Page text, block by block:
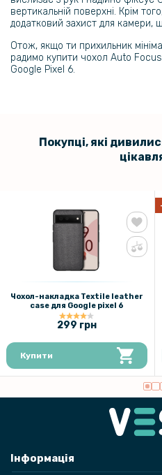
199 грн
Протиударна гідрогелева плівка
камеру 2шт, Transparent
вертикальній поверхні. Крім
додатковий захист для
Отож, якщо ти прихильник
радимо купити чохол Auto
Google Pixel 6.
Покупці, які
Чохол-накладка Textile leather
саse для Google pixel 6
299 грн
Купити
Інформація